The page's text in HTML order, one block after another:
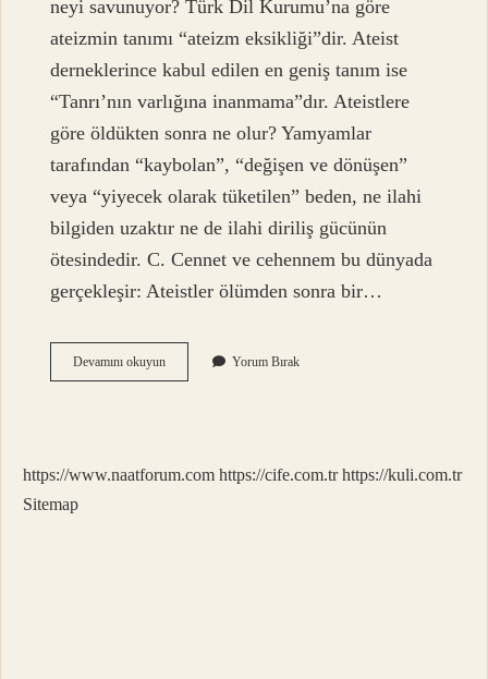
neyi savunuyor? Türk Dil Kurumu’na göre
ateizmin tanımı “ateizm eksikliği”dir. Ateist
derneklerince kabul edilen en geniş tanım ise
“Tanrı’nın varlığına inanmama”dır. Ateistlere
göre öldükten sonra ne olur? Yamyamlar
tarafından “kaybolan”, “değişen ve dönüşen”
veya “yiyecek olarak tüketilen” beden, ne ilahi
bilgiden uzaktır ne de ilahi diriliş gücünün
ötesindedir. C. Cennet ve cehennem bu dünyada
gerçekleşir: Ateistler ölümden sonra bir…
Devamını okuyunAteistler
Neden
Yorum Bırak
https://www.naatforum.com https://cife.com.tr https://kuli.com.tr
Sitemap